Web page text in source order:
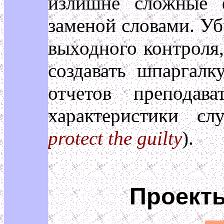
заменой словами.
выходного
создавать
отчетов
характеристики
protect the guilty).